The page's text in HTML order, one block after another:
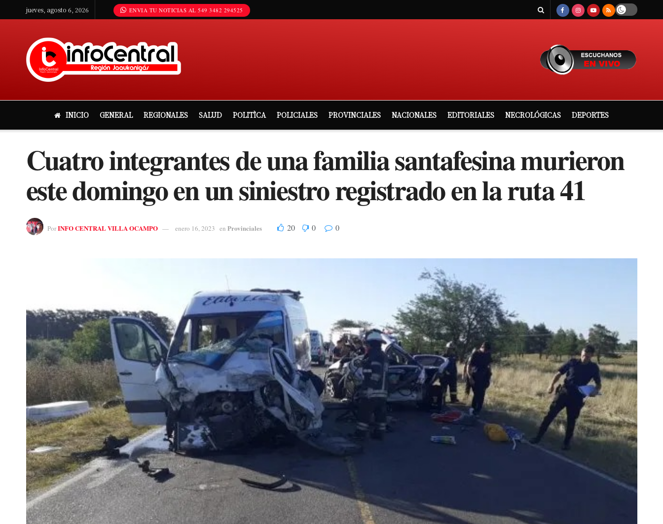
jueves, agosto 6, 2026 ENVIA TU NOTICIAS AL 549 3482 294525
INICIO GENERAL REGIONALES SALUD POLITÌCA POLICIALES PROVINCIALES NACIONALES EDITORIALES NECROLÓGICAS DEPORTES
Cuatro integrantes de una familia santafesina murieron
este domingo en un siniestro registrado en la ruta 41
PorINFO CENTRAL VILLA OCAMPO enero 16, 2023 en Provinciales 20 0 0